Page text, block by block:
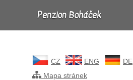
Penzion Boháček
CZ ENG
DE
Mapa stránek